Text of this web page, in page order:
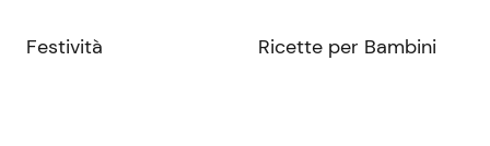
Festività Ricette per Bambini